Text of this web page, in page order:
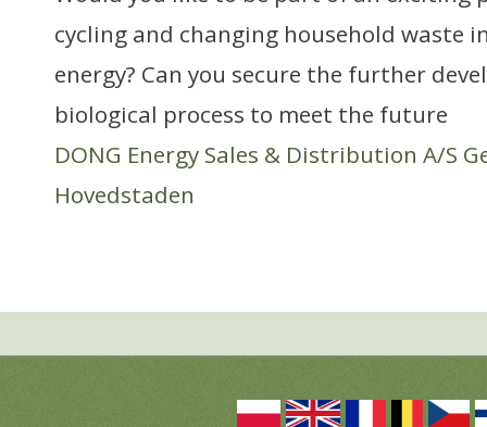
cycling and changing household waste
energy? Can you secure the further
biological process to meet the future
DONG Energy Sales & Distribution A/S
Hovedstaden